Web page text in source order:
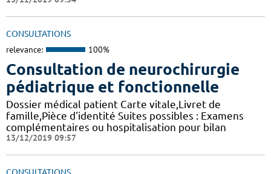
CONSULTATIONS
relevance: 100%
Consultation de neurochirurgie
pédiatrique et fonctionnelle
Dossier médical patient Carte vitale,Livret de
famille,Pièce d'identité Suites possibles : Examens
complémentaires ou hospitalisation pour bilan
13/12/2019 09:57